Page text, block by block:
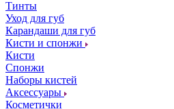
Тинты
Уход для губ
Карандаши для губ
Кисти и спонжи
Кисти
Спонжи
Наборы кистей
Аксессуары
Косметички